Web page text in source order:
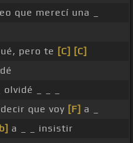
que merecí una _
pero te [C] [C]
olvidé _ _ _
que voy [F] a _
a _ _ insistir